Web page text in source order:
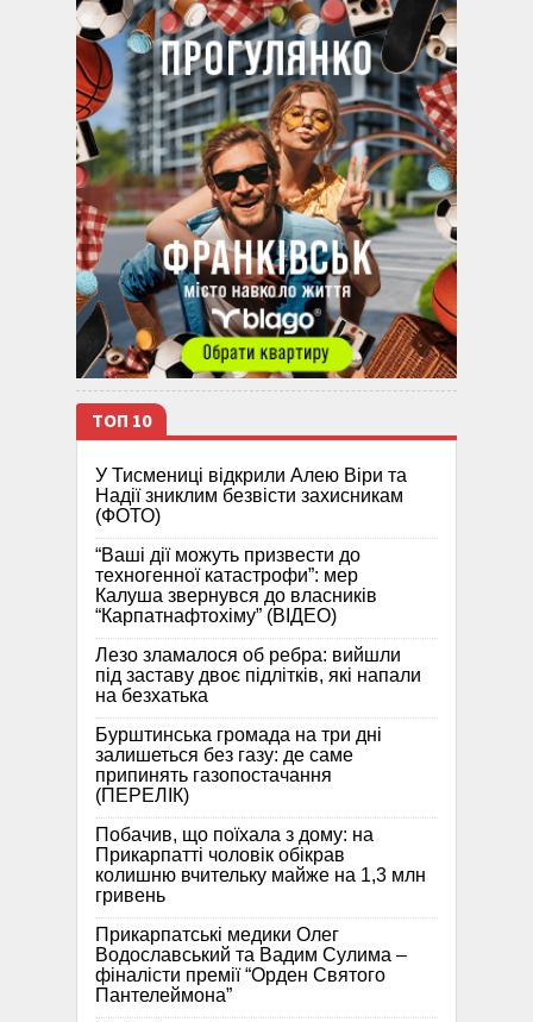
ТОП 10
У Тисмениці відкрили Алею Віри та
Надії зниклим безвісти захисникам
(ФОТО)
“Ваші дії можуть призвести до
техногенної катастрофи”: мер
Калуша звернувся до власників
“Карпатнафтохіму” (ВІДЕО)
Лезо зламалося об ребра: вийшли
під заставу двоє підлітків, які напали
на безхатька
Бурштинська громада на три дні
залишеться без газу: де саме
припинять газопостачання
(ПЕРЕЛІК)
Побачив, що поїхала з дому: на
Прикарпатті чоловік обікрав
колишню вчительку майже на 1,3 млн
гривень
Прикарпатські медики Олег
Водославський та Вадим Сулима –
фіналісти премії “Орден Святого
Пантелеймона”